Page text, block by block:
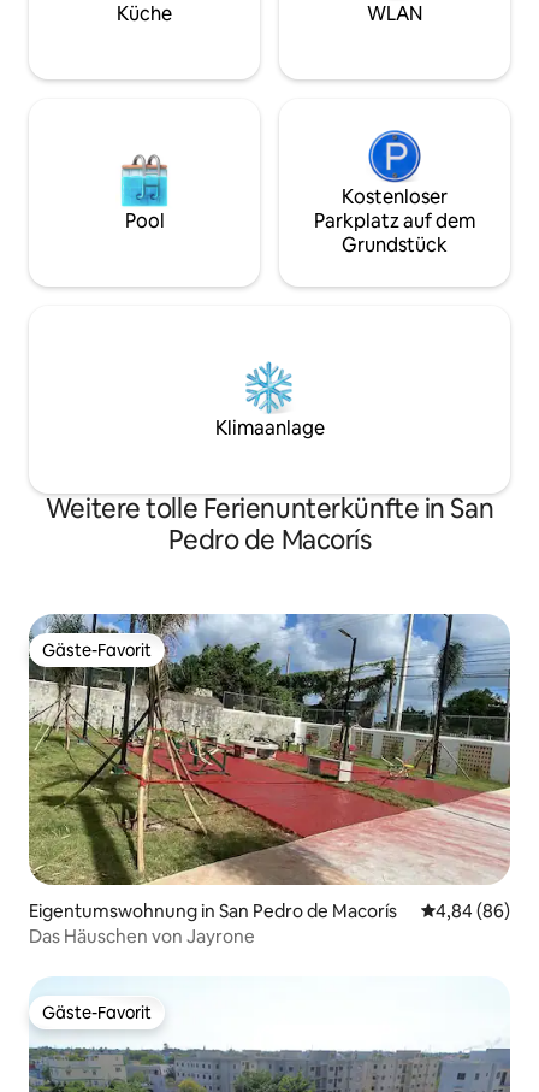
und ein echtes
Küche WLAN
Pool
Kostenloser
Parkplatz auf dem
Grundstück
Klimaanlage
Weitere tolle Ferienunterkünfte in San
Pedro de Macorís
Gäste-Favorit
Gäste-Favorit
Eigentumswohnung in San Pedro de Macorís
4,84 (86)
Das Häuschen von Jayrone
Gäste-Favorit
Gäste-Favorit